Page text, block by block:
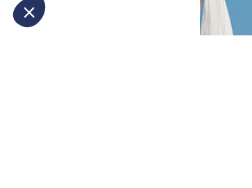
Notre plateforme vous permet d'adapter